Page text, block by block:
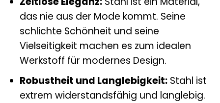
das nie aus der Mode kommt. Seine
schlichte Schönheit und seine
Vielseitigkeit machen es zum idealen
Werkstoff für modernes Design.
Robustheit und Langlebigkeit:Stahl ist
extrem widerstandsfähig und langlebig.